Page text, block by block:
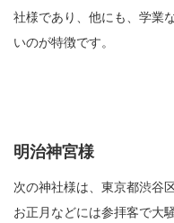
社様であり、他にも、学業
いのが特徴です。
明治神宮様
次の神社様は、東京都渋谷
お正月などには参拝客で大